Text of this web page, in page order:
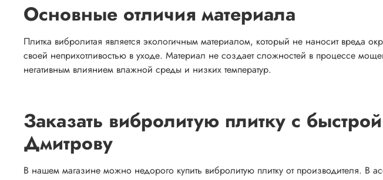
Основные отличия материала
Плитка вибролитая является экологичным материалом, который не наносит вреда
своей неприхотливостью в уходе. Материал не создает сложностей в процессе
негативным влиянием влажной среды и низких температур.
Заказать вибролитую плитку с
Дмитрову
В нашем магазине можно недорого купить вибролитую плитку от производителя. В